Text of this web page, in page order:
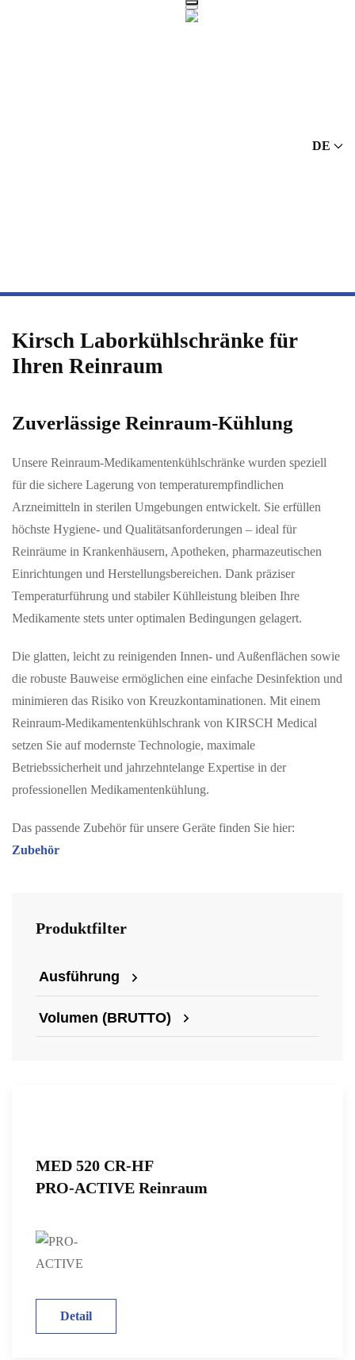
DE
Kirsch Laborkühlschränke für
Ihren Reinraum
Zuverlässige Reinraum-Kühlung
Unsere Reinraum-Medikamentenkühlschränke wurden speziell
für die sichere Lagerung von temperaturempfindlichen
Arzneimitteln in sterilen Umgebungen entwickelt. Sie erfüllen
höchste Hygiene- und Qualitätsanforderungen – ideal für
Reinräume in Krankenhäusern, Apotheken, pharmazeutischen
Einrichtungen und Herstellungsbereichen. Dank präziser
Temperaturführung und stabiler Kühlleistung bleiben Ihre
Medikamente stets unter optimalen Bedingungen gelagert.
Die glatten, leicht zu reinigenden Innen- und Außenflächen sowie
die robuste Bauweise ermöglichen eine einfache Desinfektion und
minimieren das Risiko von Kreuzkontaminationen. Mit einem
Reinraum-Medikamentenkühlschrank von KIRSCH Medical
setzen Sie auf modernste Technologie, maximale
Betriebssicherheit und jahrzehntelange Expertise in der
professionellen Medikamentenkühlung.
Das passende Zubehör für unsere Geräte finden Sie hier:
Zubehör
Produktfilter
Ausführung
Volumen (BRUTTO)
MED 520 CR-HF
PRO-ACTIVE Reinraum
Detail